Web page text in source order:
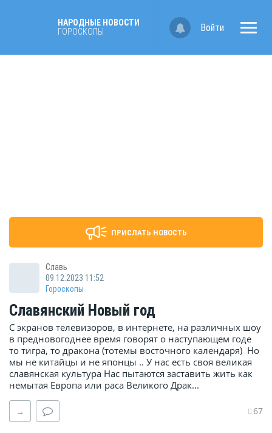
НАРОДНЫЕ НОВОСТИ
ГОРОСКОПЫ
Войти
ПРИСЛАТЬ НОВОСТЬ
Славь
09.12.2023 11:52
Гороскопы
Славянский Новый год
С экранов телевизоров, в интернете, на различных шоу
в предновогоднее время говорят о наступающем годе
то тигра, то дракона (тотемы восточного календаря) Но
мы не китайцы и не японцы .. У нас есть своя великая
славянская культура Нас пытаются заставить жить как
немытая Европа или раса Великого Драк...
→ 67